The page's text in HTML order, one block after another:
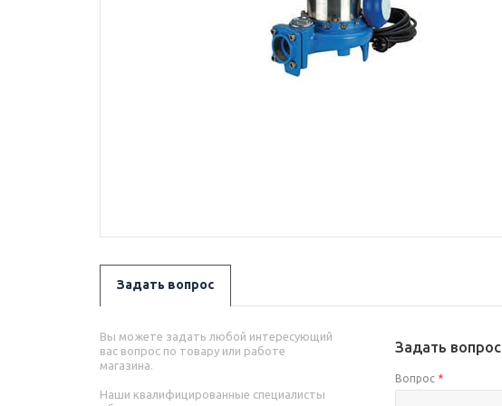
Задать вопрос
Вы можете задать любой интересующий
вас вопрос по товару или работе
магазина.
Наши квалифицированные специалисты
Задать вопрос
Вопрос *